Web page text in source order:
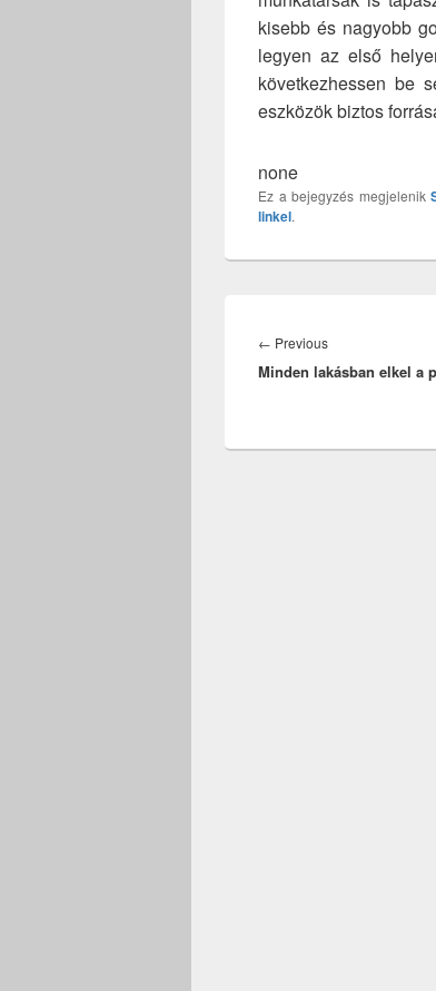
kisebb és nagyobb
legyen az első
következhessen be
eszközök biztos
none
Ez a bejegyzés megjelenik
linkel.
navigáció
← PreviousPrevious
post:
Minden lakásban elkel a